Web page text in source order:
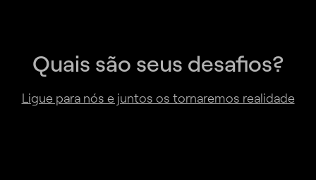
Quais são seus desafios?
Ligue para nós e juntos os tornaremos realidade